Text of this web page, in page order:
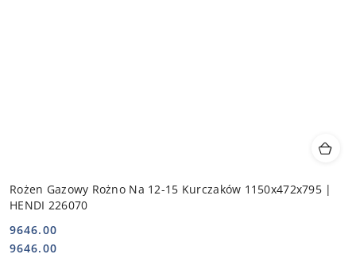
Rożen Gazowy Rożno Na 12-15 Kurczaków 1150x472x795 |
HENDI 226070
Cena:
9646.00
Cena:
9646.00